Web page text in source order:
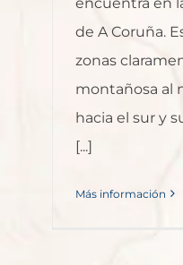
de A Coruña.
zonas
montañosa al
hacia el sur y
[...]
Más información